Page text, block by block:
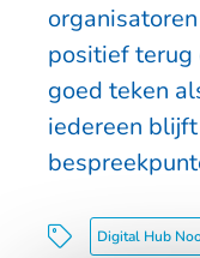
positief terug
goed teken
iedereen blijft
Digital Hub